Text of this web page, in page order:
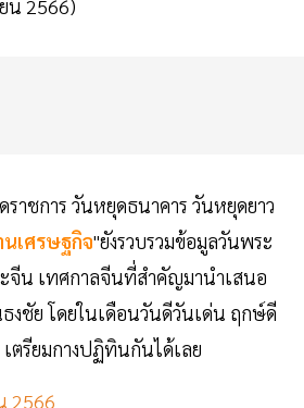
น 2566)
าชการ วันหยุดธนาคาร วันหยุดยาว
นเศรษฐกิจ"ยังรวบรวมข้อมูลวันพระ
จีน เทศกาลจีนที่สำคัญมานำเสนอ
งชัย โดยในเดือนวันดีวันเด่น ฤกษ์ดี
ตรียมกางปฏิทินกันได้เลย
2566